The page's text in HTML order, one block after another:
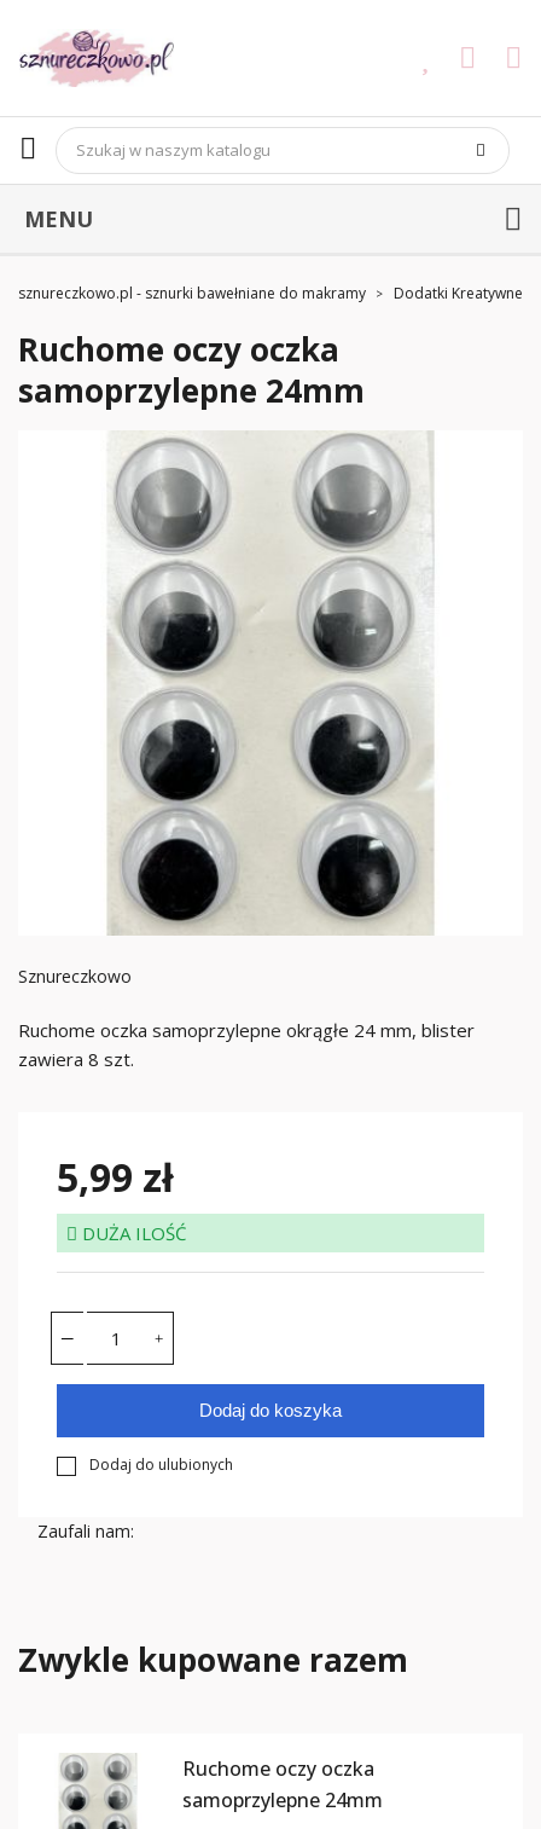
MENU
sznureczkowo.pl - sznurki bawełniane do makramy Dodatki Kreatywne
Ruchome oczy oczka
samoprzylepne 24mm
Sznureczkowo
Ruchome oczka samoprzylepne okrągłe 24 mm, blister
zawiera 8 szt.
5,99 zł
DUŻA ILOŚĆ
Dodaj do koszyka
Dodaj do ulubionych
Zaufali nam:
Zwykle kupowane razem
Ruchome oczy oczka
samoprzylepne 24mm